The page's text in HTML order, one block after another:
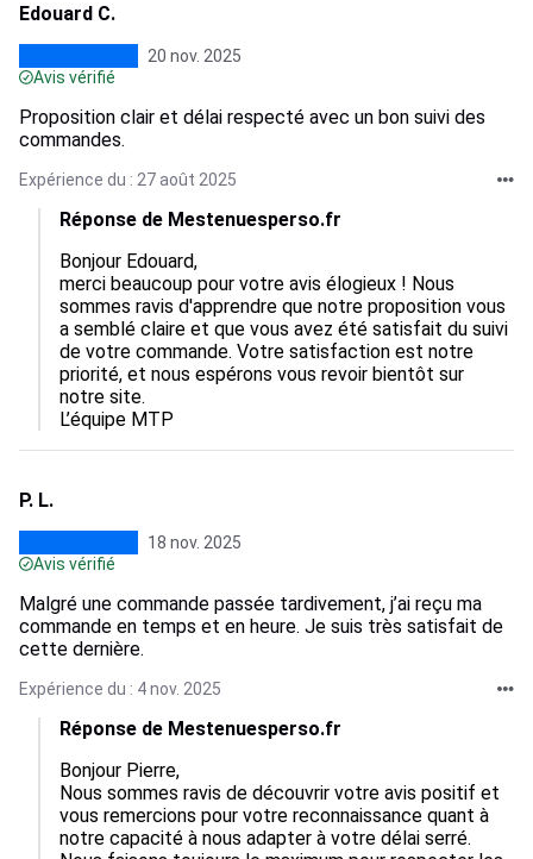
Edouard C.
20 nov. 2025
Avis vérifié
Proposition clair et délai respecté avec un bon suivi des
commandes.
Expérience du : 27 août 2025
Réponse de Mestenuesperso.fr
Bonjour Edouard,
merci beaucoup pour votre avis élogieux ! Nous
sommes ravis d'apprendre que notre proposition vous
a semblé claire et que vous avez été satisfait du suivi
de votre commande. Votre satisfaction est notre
priorité, et nous espérons vous revoir bientôt sur
notre site.
L’équipe MTP
P. L.
18 nov. 2025
Avis vérifié
Malgré une commande passée tardivement, j’ai reçu ma
commande en temps et en heure. Je suis très satisfait de
cette dernière.
Expérience du : 4 nov. 2025
Réponse de Mestenuesperso.fr
Bonjour Pierre,
Nous sommes ravis de découvrir votre avis positif et
vous remercions pour votre reconnaissance quant à
notre capacité à nous adapter à votre délai serré.